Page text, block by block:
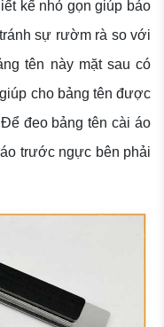
kế nhỏ gọn giúp bảo
sự rườm rà so với
tên này mặt sau có
cho bảng tên được
Để đeo bảng tên cài áo
trước ngực bên phải